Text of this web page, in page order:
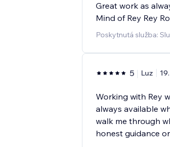
Great work as
Mind of Rey Rey
Poskytnutá služba:
5 Luz
Working with Rey
always available
walk me through
honest guidance